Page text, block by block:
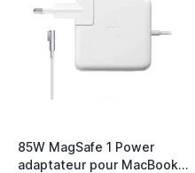
85W MagSafe 1 Power
adaptateur pour MacBook